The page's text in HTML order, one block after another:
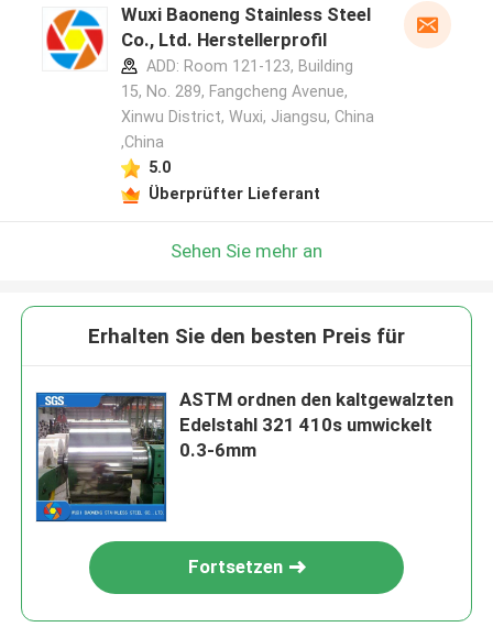
Wuxi Baoneng Stainless Steel
Co., Ltd. Herstellerprofil
ADD: Room 121-123, Building
15, No. 289, Fangcheng Avenue,
Xinwu District, Wuxi, Jiangsu, China
,China
5.0
Überprüfter Lieferant
Sehen Sie mehr an
Erhalten Sie den besten Preis für
ASTM ordnen den kaltgewalzten
Edelstahl 321 410s umwickelt
0.3-6mm
Fortsetzen